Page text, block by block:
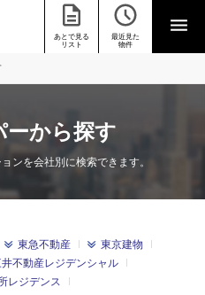
あとで見る
リスト
最近見た
物件
ーから探す
ンを会社別に検索できます。
東急不動産
東京建物
不動産レジデンシャル
レジデンス